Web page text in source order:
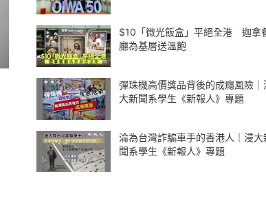
$10「微光飯盒」平絕全港 迦拿
廳為基層送溫飽
彈珠機高價獎品背後的成癮風險｜
大新聞系學生《新報人》專題
淪為台灣詐騙車手的香港人｜浸大
聞系學生《新報人》專題